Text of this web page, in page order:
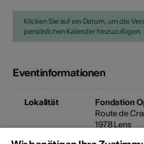
Klicken Sie auf ein Datum, um die
persönlichen Kalender hinzuzufügen.
Eventinformationen
Lokalität
Fondation
Route de
1978 Lens